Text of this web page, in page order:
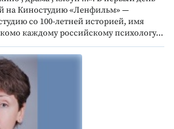
на Киностудию «Ленфильм» —
со 100-летней историей, имя
каждому российскому психологу...